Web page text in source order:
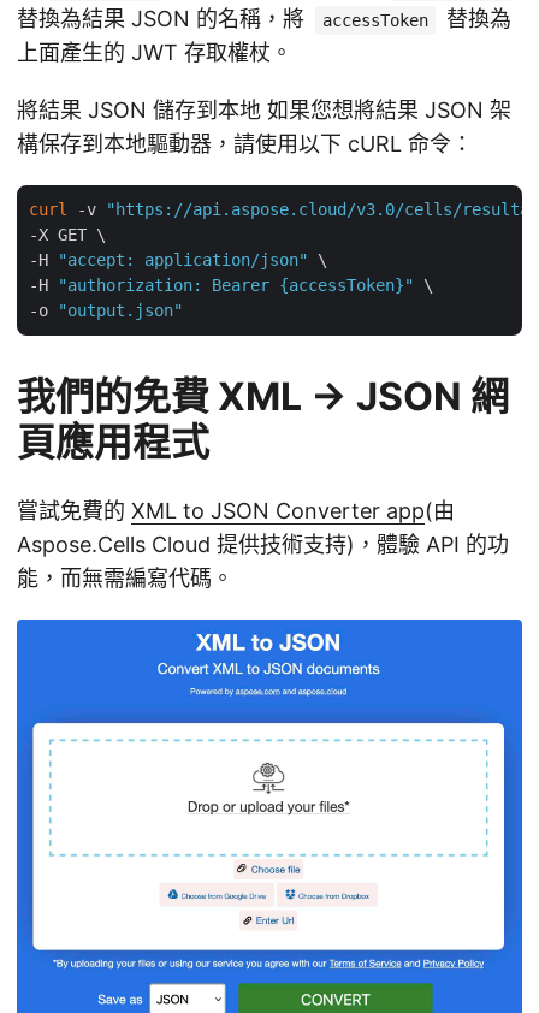
替換為結果 JSON 的名稱，將 accessToken
替換為
上面產生的 JWT 存取權杖。
將結果 JSON 儲存到本地 如果您想將結果 JSON 架
構保存到本地驅動器，請使用以下 cURL 命令：
curl -v
"https://api.aspose.cloud/v3.0/cells/
-X GET \
-H
"accept: application/json"
\
-H
"authorization: Bearer {accessToken}"
\
-o
"output.json"
我們的免費 XML → JSON 網
頁應用程式
嘗試免費的 XML to JSON Converter app(由
Aspose.Cells Cloud 提供技術支持)，體驗 API 的功
能，而無需編寫代碼。